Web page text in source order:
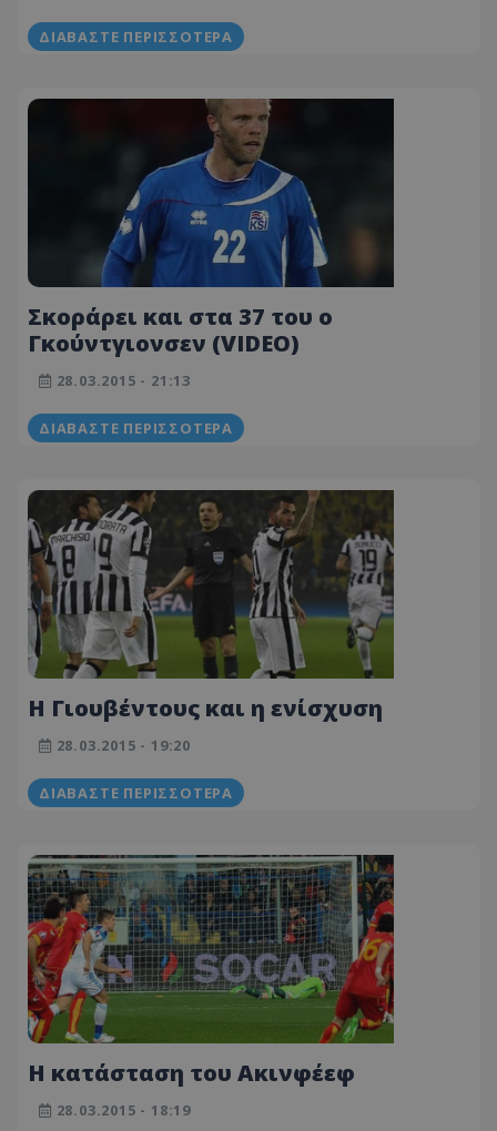
ΔΙΑΒΆΣΤΕ ΠΕΡΙΣΣΌΤΕΡΑ
Σκοράρει και στα 37 του ο
Γκούντγιονσεν (VIDEO)
28.03.2015 - 21:13
ΔΙΑΒΆΣΤΕ ΠΕΡΙΣΣΌΤΕΡΑ
H Γιουβέντους και η ενίσχυση
28.03.2015 - 19:20
ΔΙΑΒΆΣΤΕ ΠΕΡΙΣΣΌΤΕΡΑ
H κατάσταση του Ακινφέεφ
28.03.2015 - 18:19